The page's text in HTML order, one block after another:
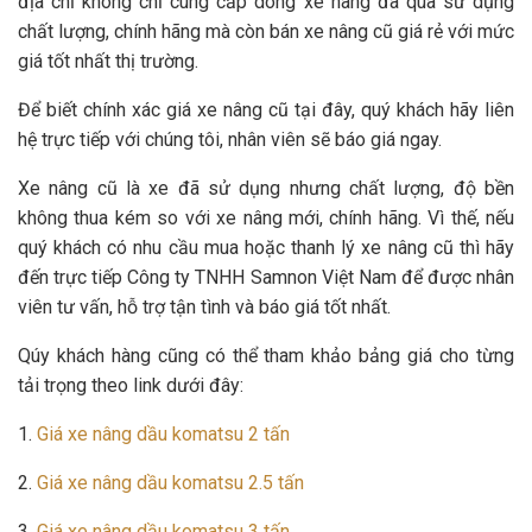
chất lượng, chính hãng mà còn bán xe nâng cũ giá rẻ với mức
giá tốt nhất thị trường.
Để biết chính xác giá xe nâng cũ tại đây, quý khách hãy liên
hệ trực tiếp với chúng tôi, nhân viên sẽ báo giá ngay.
Xe nâng cũ là xe đã sử dụng nhưng chất lượng, độ bền
không thua kém so với xe nâng mới, chính hãng. Vì thế, nếu
quý khách có nhu cầu mua hoặc thanh lý xe nâng cũ thì hãy
đến trực tiếp Công ty TNHH Samnon Việt Nam để được nhân
viên tư vấn, hỗ trợ tận tình và báo giá tốt nhất.
Qúy khách hàng cũng có thể tham khảo bảng giá cho từng
tải trọng theo link dưới đây:
1. Giá xe nâng dầu komatsu 2 tấn
2. Giá xe nâng dầu komatsu 2.5 tấn